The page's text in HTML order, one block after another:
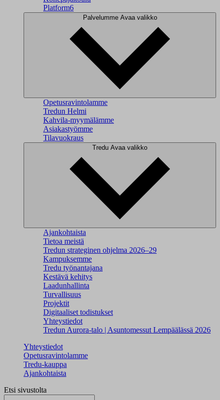
Platform6
Palvelumme Avaa valikko
Opetusravintolamme
Tredun Helmi
Kahvila-myymälämme
Asiakastyömme
Tilavuokraus
Tredu Avaa valikko
Ajankohtaista
Tietoa meistä
Tredun strateginen ohjelma 2026–29
Kampuksemme
Tredu työnantajana
Kestävä kehitys
Laadunhallinta
Turvallisuus
Projektit
Digitaaliset todistukset
Yhteystiedot
Tredun Aurora-talo | Asuntomessut Lempäälässä 2026
Yhteystiedot
Opetusravintolamme
Tredu-kauppa
Ajankohtaista
Etsi sivustolta